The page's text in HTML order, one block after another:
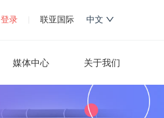
登录 联亚国际 中文
媒体中心 关于我们